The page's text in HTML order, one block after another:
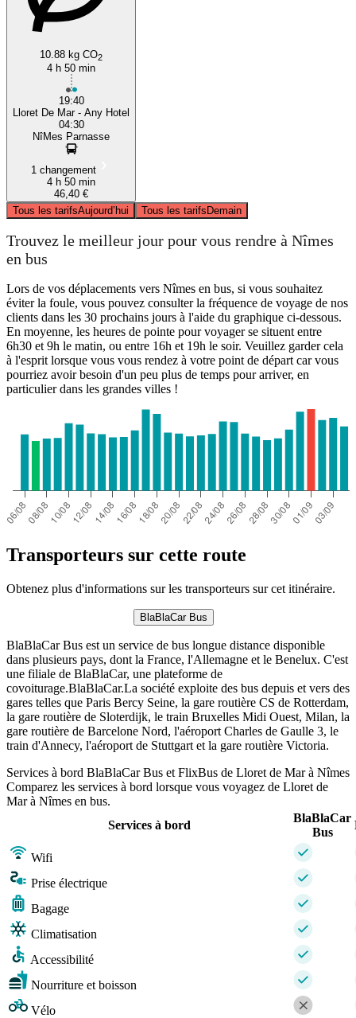
10.88 kg CO2
4 h 50 min
19:40
Lloret De Mar - Any Hotel
04:30
NîMes Parnasse
1 changement
4 h 50 min
46,40 €
Tous les tarifsAujourd’hui Tous les tarifsDemain
Trouvez le meilleur jour pour vous rendre à Nîmes
en bus
Lors de vos déplacements vers Nîmes en bus, si vous souhaitez
éviter la foule, vous pouvez consulter la fréquence de voyage de nos
clients dans les 30 prochains jours à l'aide du graphique ci-dessous.
En moyenne, les heures de pointe pour voyager se situent entre
6h30 et 9h le matin, ou entre 16h et 19h le soir. Veuillez garder cela
à l'esprit lorsque vous vous rendez à votre point de départ car vous
pourriez avoir besoin d'un peu plus de temps pour arriver, en
particulier dans les grandes villes !
Transporteurs sur cette route
Obtenez plus d'informations sur les transporteurs sur cet itinéraire.
BlaBlaCar Bus
BlaBlaCar Bus est un service de bus longue distance disponible
dans plusieurs pays, dont la France, l'Allemagne et le Benelux. C'est
une filiale de BlaBlaCar, une plateforme de
covoiturage.BlaBlaCar.La société exploite des bus depuis et vers des
gares telles que Paris Bercy Seine, la gare routière CS de Rotterdam,
la gare routière de Sloterdijk, le train Bruxelles Midi Ouest, Milan, la
gare routière de Barcelone Nord, l'aéroport Charles de Gaulle 3, le
train d'Annecy, l'aéroport de Stuttgart et la gare routière Victoria.
Services à bord BlaBlaCar Bus et FlixBus de Lloret de Mar à Nîmes
Comparez les services à bord lorsque vous voyagez de Lloret de
Mar à Nîmes en bus.
Services à bord
BlaBlaCar
Bus
Wifi
Prise électrique
Bagage
Climatisation
Accessibilité
Nourriture et boisson
Vélo